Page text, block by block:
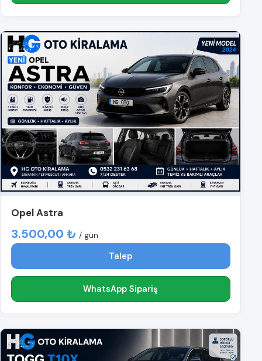
Opel Astra
3.500,00 ₺ / gün
Talep
WhatsApp Sipariş